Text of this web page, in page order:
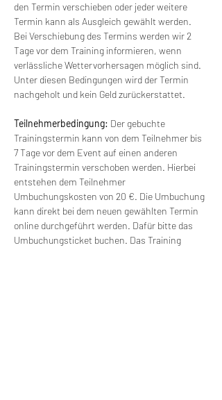
den Termin verschieben oder jeder weitere
Termin kann als Ausgleich gewählt werden.
Bei Verschiebung des Termins werden wir 2
Tage vor dem Training informieren, wenn
verlässliche Wettervorhersagen möglich sind.
Unter diesen Bedingungen wird der Termin
nachgeholt und kein Geld zurückerstattet.
Teilnehmerbedingung: Der gebuchte
Trainingstermin kann von dem Teilnehmer bis
7 Tage vor dem Event auf einen anderen
Trainingstermin verschoben werden. Hierbei
entstehen dem Teilnehmer
Umbuchungskosten von 20 €. Die Umbuchung
kann direkt bei dem neuen gewählten Termin
online durchgeführt werden. Dafür bitte das
Umbuchungsticket buchen. Das Training